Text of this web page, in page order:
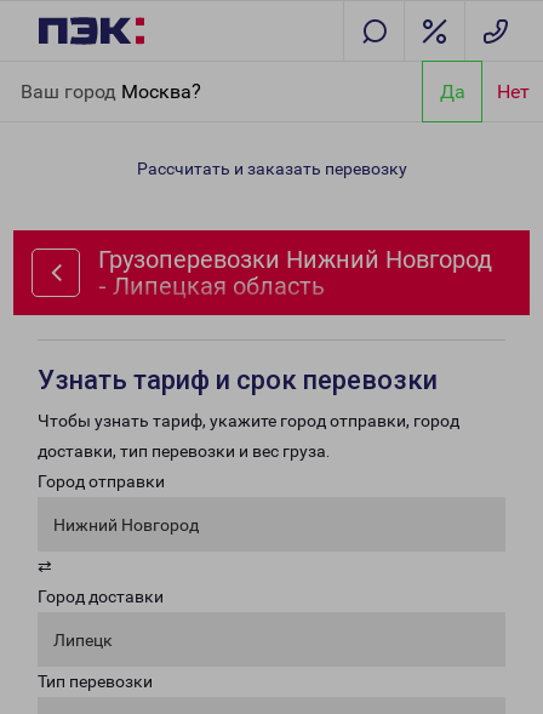
Ваш город Москва? Да Нет
Липецкая область
Рассчитать и заказать перевозку
Грузоперевозки Нижний Новгород
- Липецкая область
Узнать тариф и срок перевозки
Чтобы узнать тариф, укажите город отправки, город
доставки, тип перевозки и вес груза.
Город отправки
Нижний Новгород
⇄
Город доставки
Липецк
Тип перевозки